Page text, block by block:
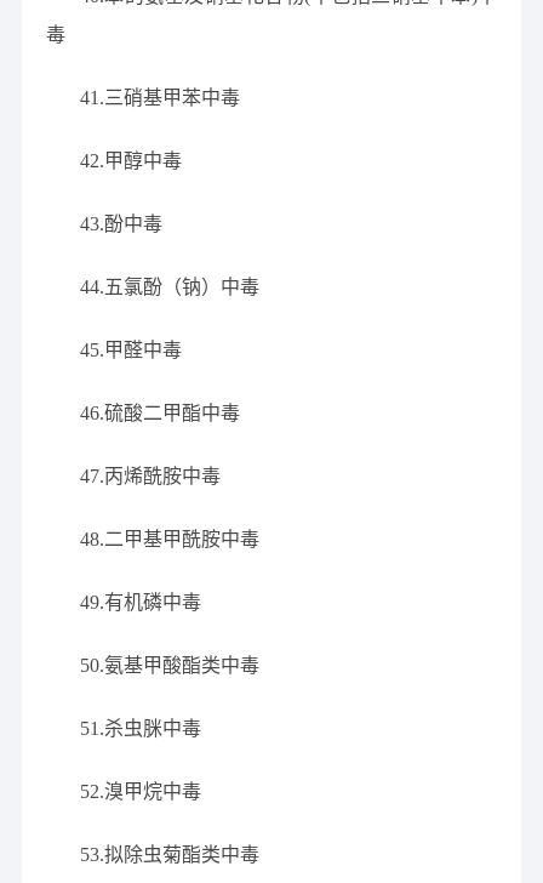
毒
41.三硝基甲苯中毒
42.甲醇中毒
43.酚中毒
44.五氯酚（钠）中毒
45.甲醛中毒
46.硫酸二甲酯中毒
47.丙烯酰胺中毒
48.二甲基甲酰胺中毒
49.有机磷中毒
50.氨基甲酸酯类中毒
51.杀虫脒中毒
52.溴甲烷中毒
53.拟除虫菊酯类中毒